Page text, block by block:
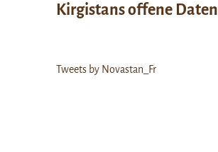
Kirgistans offene Daten
Tweets by Novastan_Fr